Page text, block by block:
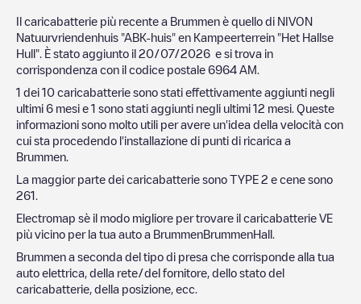
Il caricabatterie più recente a Brummen è quello di NIVON
Natuurvriendenhuis "ABK-huis" en Kampeerterrein "Het Hallse
Hull" . È stato aggiunto il 20/07/2026 e si trova in
corrispondenza con il codice postale 6964 AM
1 dei 10 caricabatterie sono stati effettivamente aggiunti negli
ultimi 6 mesi e 1 sono stati aggiunti negli ultimi 12 mesi. Queste
informazioni sono molto utili per avere un'idea della velocità con
cui sta procedendo l'installazione di punti di ricarica a
Brummen
La maggior parte dei caricabatterie sono TYPE 2 e cene sono
261
Electromap sè il modo migliore per trovare il caricabatterie VE
più vicino per la tua auto a BrummenBrummenHall
Brummen a seconda del tipo di presa che corrisponde alla tua
auto elettrica, della rete/del fornitore, dello stato del
caricabatterie, della posizione, ecc.